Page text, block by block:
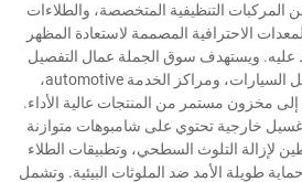
التنظيفية المتخصصة، والطلاءات
الاحترافية المصممة لاستعادة المظهر
عليه. ويستهدف سوق الجملة عمال التفصيل
المحترفين، ومرافق غسيل السيارات، ومراكز الخدمة automotive،
إلى مخزون مستمر من المنتجات عالية الأداء.
خارجية تحتوي على شامبوهات متوازنة
لإزالة التلوث السطحي، وتطبيقات الطلاء
طويلة الأمد ضد الملوثات البيئية. وتشمل